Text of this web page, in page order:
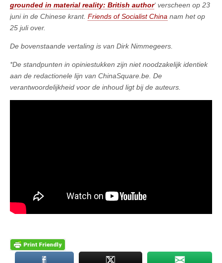
grounded in material reality: British author‘ verscheen op 23
juni in de Chinese krant. Friends of Socialist China nam het op
25 juli over.
De bovenstaande vertaling is van Dirk Nimmegeers.
*De standpunten in opiniestukken zijn niet noodzakelijk identiek
aan de redactionele lijn van ChinaSquare.be. De
verantwoordelijkheid voor de inhoud ligt bij de auteurs.